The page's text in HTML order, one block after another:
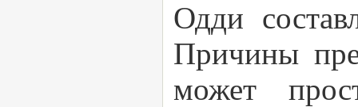
Одди
Причины
может